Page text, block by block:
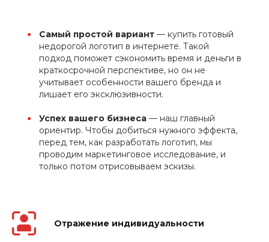
Самый простой вариант — купить готовый
недорогой логотип в интернете. Такой
подход поможет сэкономить время и деньги в
краткосрочной перспективе, но он не
учитывает особенности вашего бренда и
лишает его эксклюзивности.
Успех вашего бизнеса — наш главный
ориентир. Чтобы добиться нужного эффекта,
перед тем, как разработать логотип, мы
проводим маркетинговое исследование, и
только потом отрисовываем эскизы.
Отражение индивидуальности